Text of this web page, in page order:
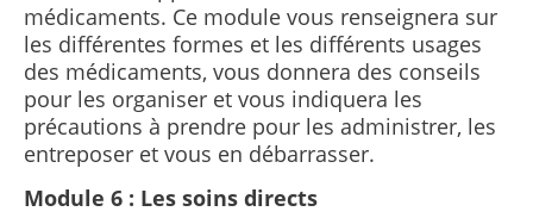
médicaments. Ce module vous renseignera sur
les différentes formes et les différents usages
des médicaments, vous donnera des conseils
pour les organiser et vous indiquera les
précautions à prendre pour les administrer, les
entreposer et vous en débarrasser.
Module 6 : Les soins directs